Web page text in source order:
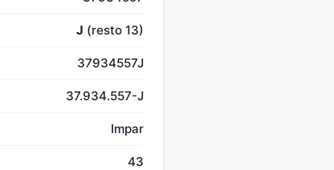
J (resto 13)
37934557J
37.934.557-J
Impar
43